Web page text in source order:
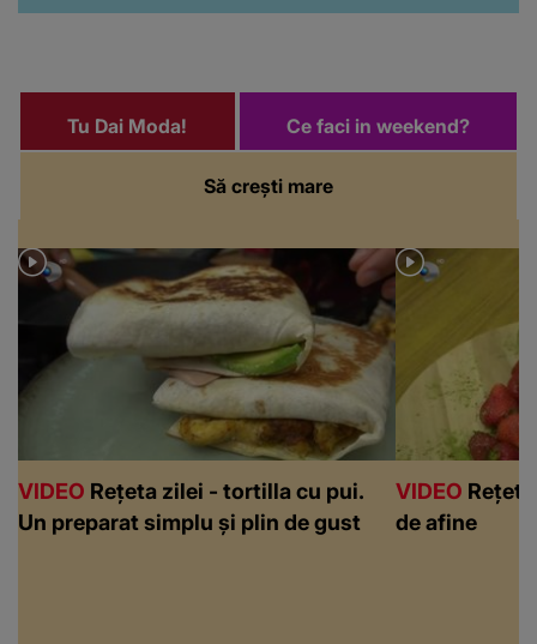
Să crești mare
Tu Dai Moda! Ce faci in weekend?
VIDEO Rețeta zilei - tortilla cu pui.
Un preparat simplu și plin de gust
VIDEO
de afine